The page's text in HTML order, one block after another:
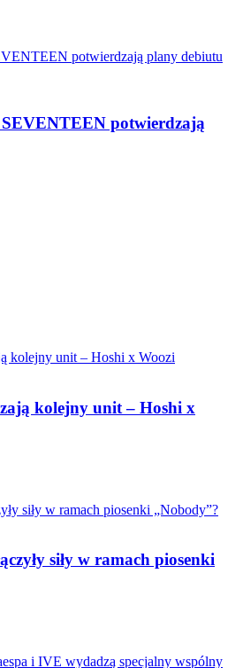
potwierdzają
kolejny unit – Hoshi x
siły w ramach piosenki